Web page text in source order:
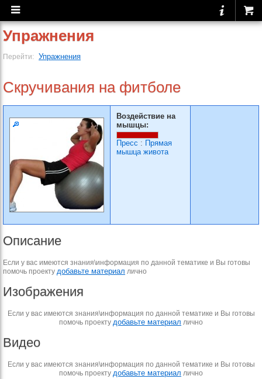
Упражнения
Перейти: Упражнения
Скручивания на фитболе
Воздействие на
мышцы:
Пресс : Прямая
мышца живота
Описание
Если у вас имеются знания\информация по данной тематике и Вы готовы
помочь проекту добавьте материал лично
Изображения
Если у вас имеются знания\информация по данной тематике и Вы готовы
помочь проекту добавьте материал лично
Видео
Если у вас имеются знания\информация по данной тематике и Вы готовы
помочь проекту добавьте материал лично